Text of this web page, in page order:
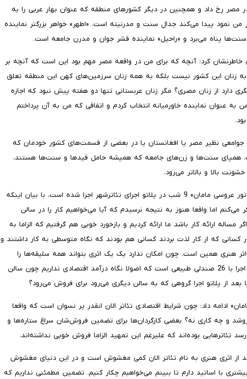
اتفاق اجتماعی سال 2011 در مصر رخ داد و همچنین در دیگر کشورهای منطقه که عنوان بهار عربی را به
من نمود پیدا می‌کند جدال سنت و مدرنیته است. «اطهر» خواهر بزرگتر نماینده
پناه می‌برد و «راحیل» نماینده قشر جوان و مدرن جامعه است.
خاطرنشان کرد: آنچه که برای من در واقعه مصر مهم بود این است که آنچه بر
زنان این کشور نیست بلکه به همه زنان سرزمین‌های کهن این منطقه تعلق
دارد از زنان مصری؟ مگر زنان عربستانی تنها دو هفته پیش نبود که اجازه
من به عنوان نماینده خاورمیانه انتخاب کردم و اتفاقی که من به آن پرداختم
جوامعی نظیر مصر یا افغانستان یا در بعضی از قسمت‌های کشور خودمان که
همپای سنت‌ها و زن‌های جامعه که همیشه حامل قیدها و سنت‌ها هستند،
بالا و بالاتر می‌رود.
او همچنین با اشاره به اینکه «تور عروسی مامان» 9 شب در پلاتو اجرای تئاترشهر اجرا شده است، با بیان اینکه
می‌کنم اما واقعا هنوز به نتیجه نرسیدم که آیا می‌خواهیم کار را در سالن
مساله ارائه کار باشد ما ارائه کردیم و بازخورد خوبی هم گرفتیم که الزاما به
کسانی که از کار لذت بردند کسانی هم بودند که نگاه متوسطی به کار داشتند و
هنری همین است. چون امکان ندارد یک یک اثری بتواند همه سلیقه‌ها را
راضی کند. در سالنی مثل پلاتو اجرا با 26 صندلی طبیعی است که اصولا نگاه درآمد اقتصادی نداریم چون سالن
بعد از پلاتو اجرا گروهی که به سالن دیگری می‌رود برای فروش می‌رود؟
ادامه داد: چون شرایط اقتصادی تئاتر الان انقدر پر نسوان است که واقعا
و چه کاری نه؟ بعضی کارگردان‌ها برای تضمین فروش‌شان سراغ ستاره‌ها و
تئاترهایی بوده‌اند که علیرغم این تمهید الزاما فروش خوبی نداشته‌اند.
از اثری هنری به نام تئاتر الان کمی مغشوش است و در این دنیای مغشوش
با اساتید دارم تا ببینم می‌خواهیم چکار کنیم. تضمین مطمئنی نداریم که